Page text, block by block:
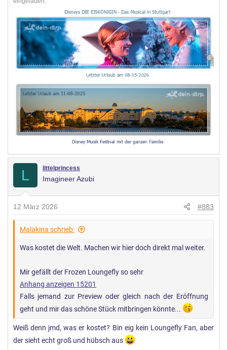
alleine unterwegs bin,
kann ich mich darauf ja auch konzentrieren
L littelprincess
Imagineer Azubi
12 März 2026 #883
Malakina schrieb:
Was kostet die Welt. Machen wir hier doch direkt mal weiter.
Mir gefällt der Frozen Loungefly so sehr
Anhang anzeigen 15201
Falls jemand zur Preview oder gleich nach der Eröffnung
geht und mir das schöne Stück mitbringen könnte...
Weiß denn jmd, was er kostet? Bin eig kein Loungefly Fan, aber
der sieht echt groß und hübsch aus